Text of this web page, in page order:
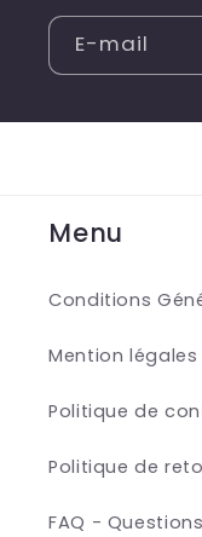
E-mail
Menu
Conditions
Mention légales
Politique de
Politique de
FAQ -